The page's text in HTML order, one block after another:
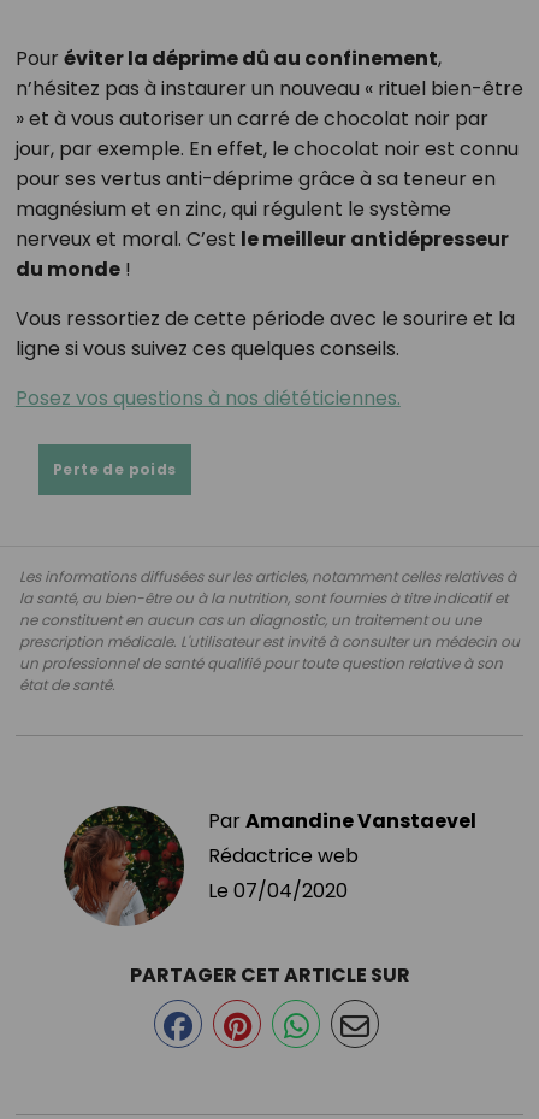
Pour éviter la déprime dû au confinement,
n’hésitez pas à instaurer un nouveau « rituel bien-être
» et à vous autoriser un carré de chocolat noir par
jour, par exemple. En effet, le chocolat noir est connu
pour ses vertus anti-déprime grâce à sa teneur en
magnésium et en zinc, qui régulent le système
nerveux et moral. C’est le meilleur antidépresseur
du monde!
Vous ressortiez de cette période avec le sourire et la
ligne si vous suivez ces quelques conseils.
Posez vos questions à nos diététiciennes.
Perte de poids
Les informations diffusées sur les articles, notamment celles relatives à
la santé, au bien-être ou à la nutrition, sont fournies à titre indicatif et
ne constituent en aucun cas un diagnostic, un traitement ou une
prescription médicale. L'utilisateur est invité à consulter un médecin ou
un professionnel de santé qualifié pour toute question relative à son
état de santé.
ParAmandine Vanstaevel
Rédactrice web
Le 07/04/2020
PARTAGER CET ARTICLE SUR